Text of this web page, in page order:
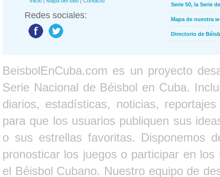
Redes sociales:
Serie 50, la Serie
Mapa de nuestra
Directorio de
BeisbolEnCuba.com es un proyecto
Serie Nacional de Béisbol en Cuba.
diarios, estadísticas, noticias,
para que los usuarios publiquen sus
o sus estrellas favoritas. Disponemos
pronosticar los juegos o participar en
el Béisbol Cubano. Nuestro equipo de